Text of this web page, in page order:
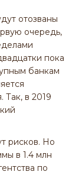
отозваны
очередь,
пока
банкам
Так, в 2019
рисков. Но
в 1.4 млн
по